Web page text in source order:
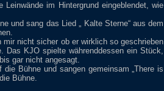
im Hintergrund eingeblendet, wie
und sang das Lied „ Kalte Sterne“ aus dem
nicht sicher ob er wirklich so geschrieben
Das KJO spielte währenddessen ein Stück,
gar nicht angesagt.
Bühne und sangen gemeinsam „There is
Bühne.